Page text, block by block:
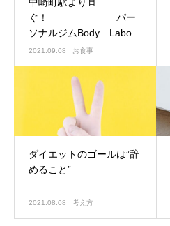
ぐ！ パー
ソナルジムBody Labo
I （ボディラボ アイ）
2021.09.08 お食事
ダイエットのゴールは”辞
めること”
2021.08.08 考え方